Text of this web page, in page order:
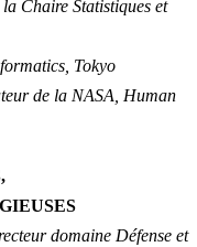
Chaire Statistiques et
Tokyo
de la NASA, Human
domaine Défense et